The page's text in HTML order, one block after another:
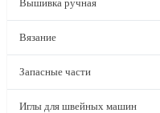
Вышивка ручная
Вязание
Запасные части
Иглы для швейных машин